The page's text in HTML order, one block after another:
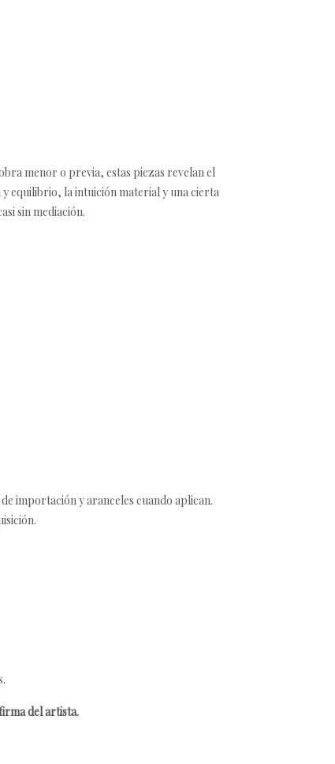
menor o previa, estas piezas revelan el
y equilibrio, la intuición material y una cierta
sin mediación.
importación y aranceles cuando aplican.
del artista.